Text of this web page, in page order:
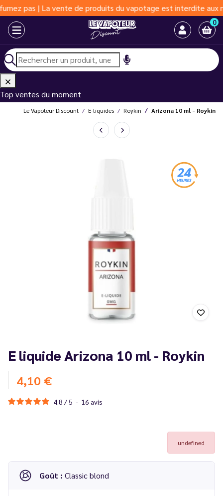
| La vente de produits du vapotage est interdite aux moins
0
Top ventes du moment
Le Vapoteur Discount E-liquides Roykin Arizona 10 ml - Roykin
E liquide Arizona 10 ml - Roykin
4,10 €
4.8 / 5 - 16 avis
undefined
Goût : Classic blond